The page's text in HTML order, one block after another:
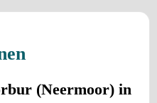
(Neermoor) in